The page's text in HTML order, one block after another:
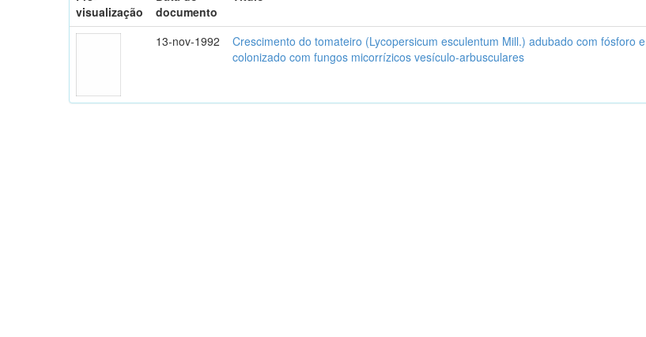
visualização
documento
13-nov-1992
Crescimento do tomateiro (Lycopersicum esculentum Mill.) adubado com fósforo e
colonizado com fungos micorrízicos vesículo-arbusculares